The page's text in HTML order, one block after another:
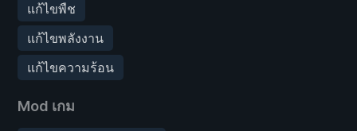
แก้ไขพืช
แก้ไขพลังงาน
แก้ไขความร้อน
Mod เกม